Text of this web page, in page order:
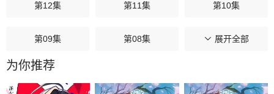
第12集 第11集 第10集
第09集 第08集 第07集
第06集
展开全部
为你推荐